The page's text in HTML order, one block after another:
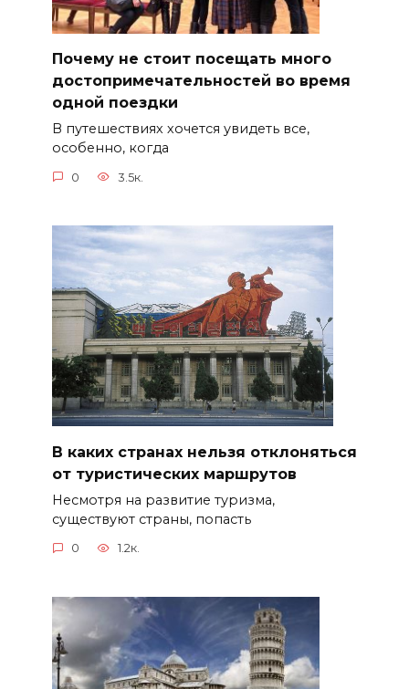
Почему не стоит посещать много
достопримечательностей во время
одной поездки
В путешествиях хочется увидеть все,
особенно, когда
0 3.5к.
В каких странах нельзя отклоняться
от туристических маршрутов
Несмотря на развитие туризма,
существуют страны, попасть
0 1.2к.